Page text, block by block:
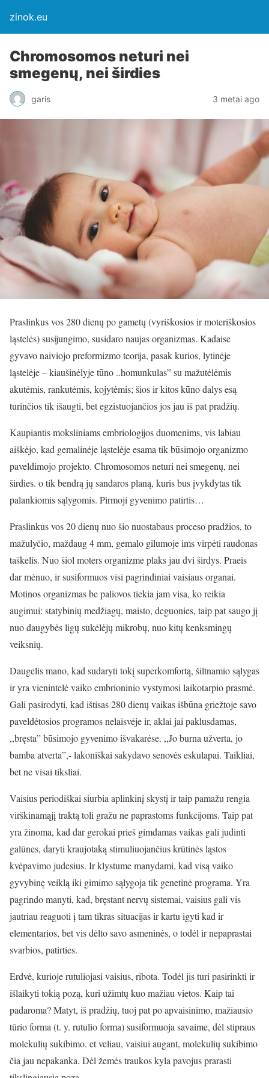
zinok.eu
Chromosomos neturi nei
smegenų, nei širdies
garis 3 metai ago
Praslinkus vos 280 dienų po gametų (vyriškosios ir moteriškosios
ląstelės) susijungimo, susidaro naujas organizmas. Kadaise
gyvavo naiviojo preformizmo teorija, pasak kurios, lytinėje
ląstelėje – kiaušinėlyje tūno ..homunkulas” su mažutėlėmis
akutėmis, rankutėmis, kojytėmis; šios ir kitos kūno dalys esą
turinčios tik išaugti, bet egzistuojančios jos jau iš pat pradžių.
Kaupiantis moksliniams embriologijos duomenims, vis labiau
aiškėjo, kad gemalinėje ląstelėje esama tik būsimojo organizmo
paveldimojo projekto. Chromosomos neturi nei smegenų, nei
širdies. o tik bendrą jų sandaros planą, kuris bus įvykdytas tik
palankiomis sąlygomis. Pirmoji gyvenimo patirtis…
Praslinkus vos 20 dienų nuo šio nuostabaus proceso pradžios, to
mažulyčio, maždaug 4 mm, gemalo gilumoje ims virpėti raudonas
taškelis. Nuo šiol moters organizme plaks jau dvi širdys. Praeis
dar mėnuo, ir susiformuos visi pagrindiniai vaisiaus organai.
Motinos organizmas be paliovos tiekia jam visa, ko reikia
augimui: statybinių medžiagų, maisto, deguonies, taip pat saugo jį
nuo daugybės ligų sukėlėjų mikrobų, nuo kitų kenksmingų
veiksnių.
Daugelis mano, kad sudaryti tokį superkomfortą, šiltnamio sąlygas
ir yra vienintelė vaiko embrioninio vystymosi laikotarpio prasmė.
Gali pasirodyti, kad ištisas 280 dienų vaikas išbūna griežtoje savo
paveldėtosios programos nelaisvėje ir, aklai jai paklusdamas,
,,bręsta” būsimojo gyvenimo išvakarėse. ,,Jo burna užverta, jo
bamba atverta”,- lakoniškai sakydavo senovės eskulapai. Taikliai,
bet ne visai tiksliai.
Vaisius periodiškai siurbia aplinkinį skystį ir taip pamažu rengia
virškinamąjį traktą toli gražu ne paprastoms funkcijoms. Taip pat
yra žinoma, kad dar gerokai prieš gimdamas vaikas gali judinti
galūnes, daryti kraujotaką stimuliuojančius krūtinės ląstos
kvėpavimo judesius. Ir klystume manydami, kad visą vaiko
gyvybinę veiklą iki gimimo sąlygoja tik genetinė programa. Yra
pagrindo manyti, kad, bręstant nervų sistemai, vaisius gali vis
jautriau reaguoti į tam tikras situacijas ir kartu igyti kad ir
elementarios, bet vis dėlto savo asmeninės, o todėl ir nepaprastai
svarbios, patirties.
Erdvė, kurioje rutuliojasi vaisius, ribota. Todėl jis turi pasirinkti ir
išlaikyti tokią pozą, kuri užimtų kuo mažiau vietos. Kaip tai
padaroma? Matyt, iš pradžių, tuoj pat po apvaisinimo, mažiausio
tūrio forma (t. y. rutulio forma) susiformuoja savaime, dėl stipraus
molekulių sukibimo. et veliau, vaisiui augant, molekulių sukibimo
čia jau nepakanka. Dėl žemės traukos kyla pavojus prarasti